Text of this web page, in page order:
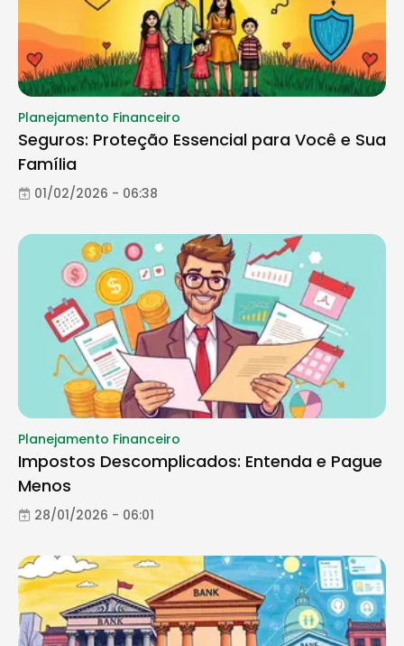
Planejamento Financeiro
Seguros: Proteção Essencial para Você e Sua
Família
01/02/2026 - 06:38
Planejamento Financeiro
Impostos Descomplicados: Entenda e Pague
Menos
28/01/2026 - 06:01